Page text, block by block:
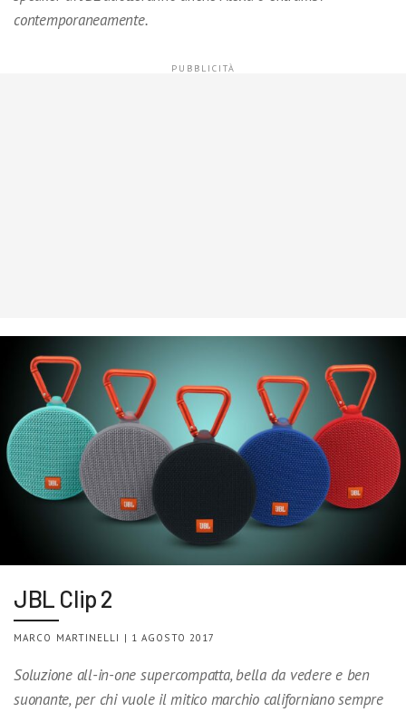
contemporaneamente.
JBL Clip 2
MARCO MARTINELLI | 1 AGOSTO 2017
Soluzione all-in-one supercompatta, bella da vedere e ben
suonante, per chi vuole il mitico marchio californiano sempre